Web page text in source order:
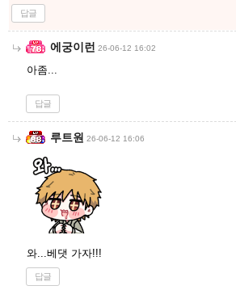
답글
에궁이런 26-06-12 16:02
아좀...
답글
루트원 26-06-12 16:06
와...베댓 가자!!!
답글